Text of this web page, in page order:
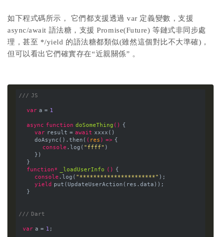
如下程式碼所示， 它們都支援透過 var 定義變數，支援
async/await 語法糖，支援 Promise(Future) 等鏈式非同步處
理，甚至 */yield 的語法糖都類似(雖然這個對比不大準確)，
但可以看出它們確實存在“近親關係” 。
/// JS
var a = 1
async function doSomeThing () {
var result = await xxxx()
doAsync().then( ( res ) => {
console .log( "ffff" )
})
}
function* _loadUserInfo () {
console .log( "**********************" );
yield put(UpdateUserAction(res.data));
}
/// Dart
var a = 1 ;